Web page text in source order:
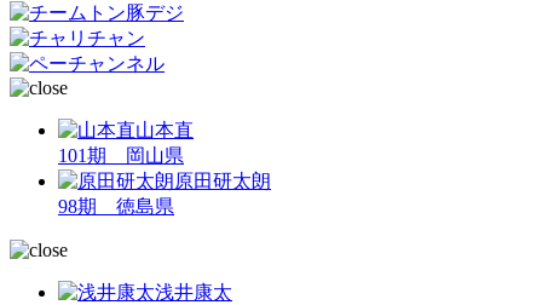
山本直
101期 岡山県
原田研太朗
98期 徳島県
浅井康太